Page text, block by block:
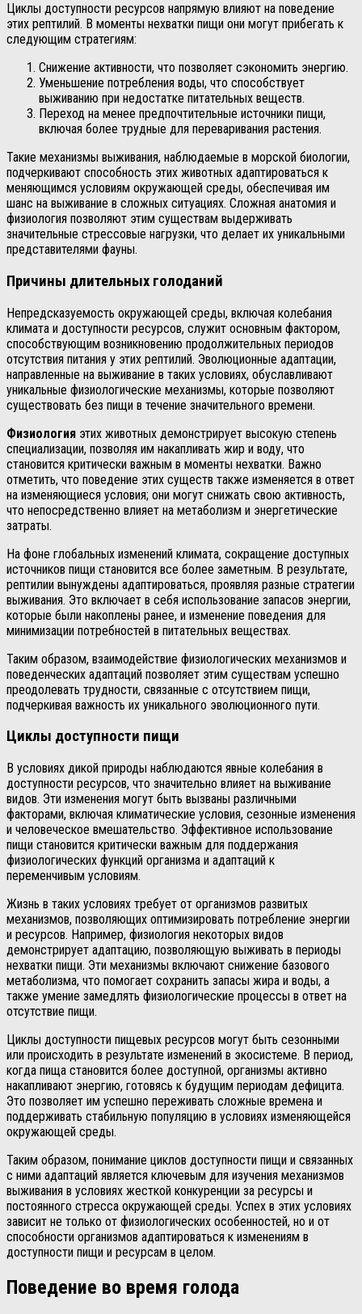
Циклы доступности ресурсов напрямую влияют на поведение
этих рептилий. В моменты нехватки пищи они могут прибегать к
следующим стратегиям:
Снижение активности, что позволяет сэкономить энергию.
Уменьшение потребления воды, что способствует
выживанию при недостатке питательных веществ.
Переход на менее предпочтительные источники пищи,
включая более трудные для переваривания растения.
Такие механизмы выживания, наблюдаемые в морской биологии,
подчеркивают способность этих животных адаптироваться к
меняющимся условиям окружающей среды, обеспечивая им
шанс на выживание в сложных ситуациях. Сложная анатомия и
физиология позволяют этим существам выдерживать
значительные стрессовые нагрузки, что делает их уникальными
представителями фауны.
Причины длительных голоданий
Непредсказуемость окружающей среды, включая колебания
климата и доступности ресурсов, служит основным фактором,
способствующим возникновению продолжительных периодов
отсутствия питания у этих рептилий. Эволюционные адаптации,
направленные на выживание в таких условиях, обуславливают
уникальные физиологические механизмы, которые позволяют
существовать без пищи в течение значительного времени.
Физиология этих животных демонстрирует высокую степень
специализации, позволяя им накапливать жир и воду, что
становится критически важным в моменты нехватки. Важно
отметить, что поведение этих существ также изменяется в ответ
на изменяющиеся условия; они могут снижать свою активность,
что непосредственно влияет на метаболизм и энергетические
затраты.
На фоне глобальных изменений климата, сокращение доступных
источников пищи становится все более заметным. В результате,
рептилии вынуждены адаптироваться, проявляя разные стратегии
выживания. Это включает в себя использование запасов энергии,
которые были накоплены ранее, и изменение поведения для
минимизации потребностей в питательных веществах.
Таким образом, взаимодействие физиологических механизмов и
поведенческих адаптаций позволяет этим существам успешно
преодолевать трудности, связанные с отсутствием пищи,
подчеркивая важность их уникального эволюционного пути.
Циклы доступности пищи
В условиях дикой природы наблюдаются явные колебания в
доступности ресурсов, что значительно влияет на выживание
видов. Эти изменения могут быть вызваны различными
факторами, включая климатические условия, сезонные изменения
и человеческое вмешательство. Эффективное использование
пищи становится критически важным для поддержания
физиологических функций организма и адаптаций к
переменчивым условиям.
Жизнь в таких условиях требует от организмов развитых
механизмов, позволяющих оптимизировать потребление энергии
и ресурсов. Например, физиология некоторых видов
демонстрирует адаптацию, позволяющую выживать в периоды
нехватки пищи. Эти механизмы включают снижение базового
метаболизма, что помогает сохранить запасы жира и воды, а
также умение замедлять физиологические процессы в ответ на
отсутствие пищи.
Циклы доступности пищевых ресурсов могут быть сезонными
или происходить в результате изменений в экосистеме. В период,
когда пища становится более доступной, организмы активно
накапливают энергию, готовясь к будущим периодам дефицита.
Это позволяет им успешно переживать сложные времена и
поддерживать стабильную популяцию в условиях изменяющейся
окружающей среды.
Таким образом, понимание циклов доступности пищи и связанных
с ними адаптаций является ключевым для изучения механизмов
выживания в условиях жесткой конкуренции за ресурсы и
постоянного стресса окружающей среды. Успех в этих условиях
зависит не только от физиологических особенностей, но и от
способности организмов адаптироваться к изменениям в
доступности пищи и ресурсам в целом.
Поведение во время голода